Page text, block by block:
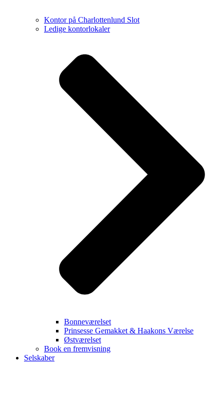
Kontor på Charlottenlund Slot
Ledige kontorlokaler
Bonneværelset
Prinsesse Gemakket & Haakons Værelse
Østværelset
Book en fremvisning
Selskaber